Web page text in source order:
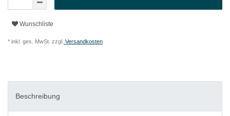
Wunschliste
* inkl. ges. MwSt. zzgl. Versandkosten
Beschreibung